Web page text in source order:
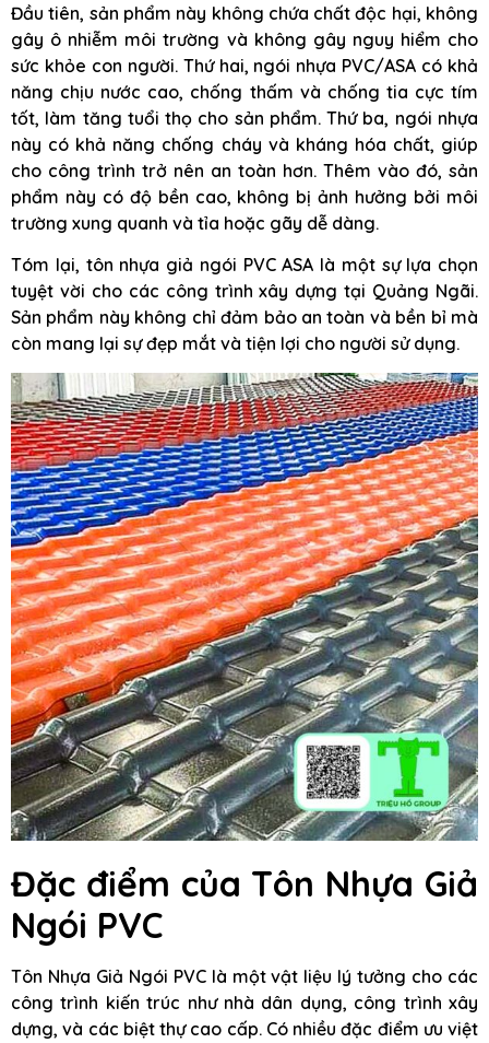
Đầu tiên, sản phẩm này không chứa chất độc hại, không
gây ô nhiễm môi trường và không gây nguy hiểm cho
sức khỏe con người. Thứ hai, ngói nhựa PVC/ASA có khả
năng chịu nước cao, chống thấm và chống tia cực tím
tốt, làm tăng tuổi thọ cho sản phẩm. Thứ ba, ngói nhựa
này có khả năng chống cháy và kháng hóa chất, giúp
cho công trình trở nên an toàn hơn. Thêm vào đó, sản
phẩm này có độ bền cao, không bị ảnh hưởng bởi môi
trường xung quanh và tỉa hoặc gãy dễ dàng.
Tóm lại, tôn nhựa giả ngói PVC ASA là một sự lựa chọn
tuyệt vời cho các công trình xây dựng tại Quảng Ngãi.
Sản phẩm này không chỉ đảm bảo an toàn và bền bỉ mà
còn mang lại sự đẹp mắt và tiện lợi cho người sử dụng.
Đặc điểm của Tôn Nhựa Giả
Ngói PVC
Tôn Nhựa Giả Ngói PVC là một vật liệu lý tưởng cho các
công trình kiến trúc như nhà dân dụng, công trình xây
dựng, và các biệt thự cao cấp. Có nhiều đặc điểm ưu việt